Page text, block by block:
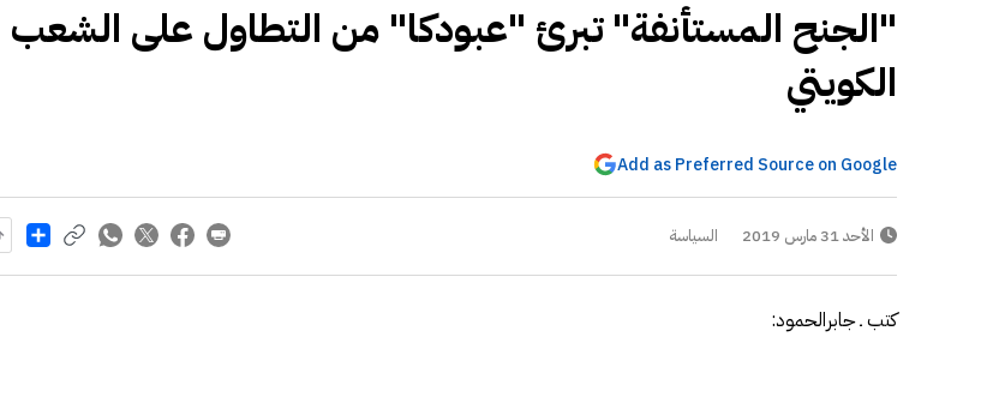
"الجنح المستأنفة" تبرئ "عبودكا" من التطاول على الشعب
الكويتي
Add as Preferred Source on Google
الأحد 31 مارس 2019 السياسة Share
كتب ـ جابرالحمود: